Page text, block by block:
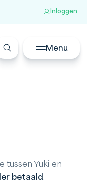
Inloggen
Menu
tussen Yuki en
betaald.